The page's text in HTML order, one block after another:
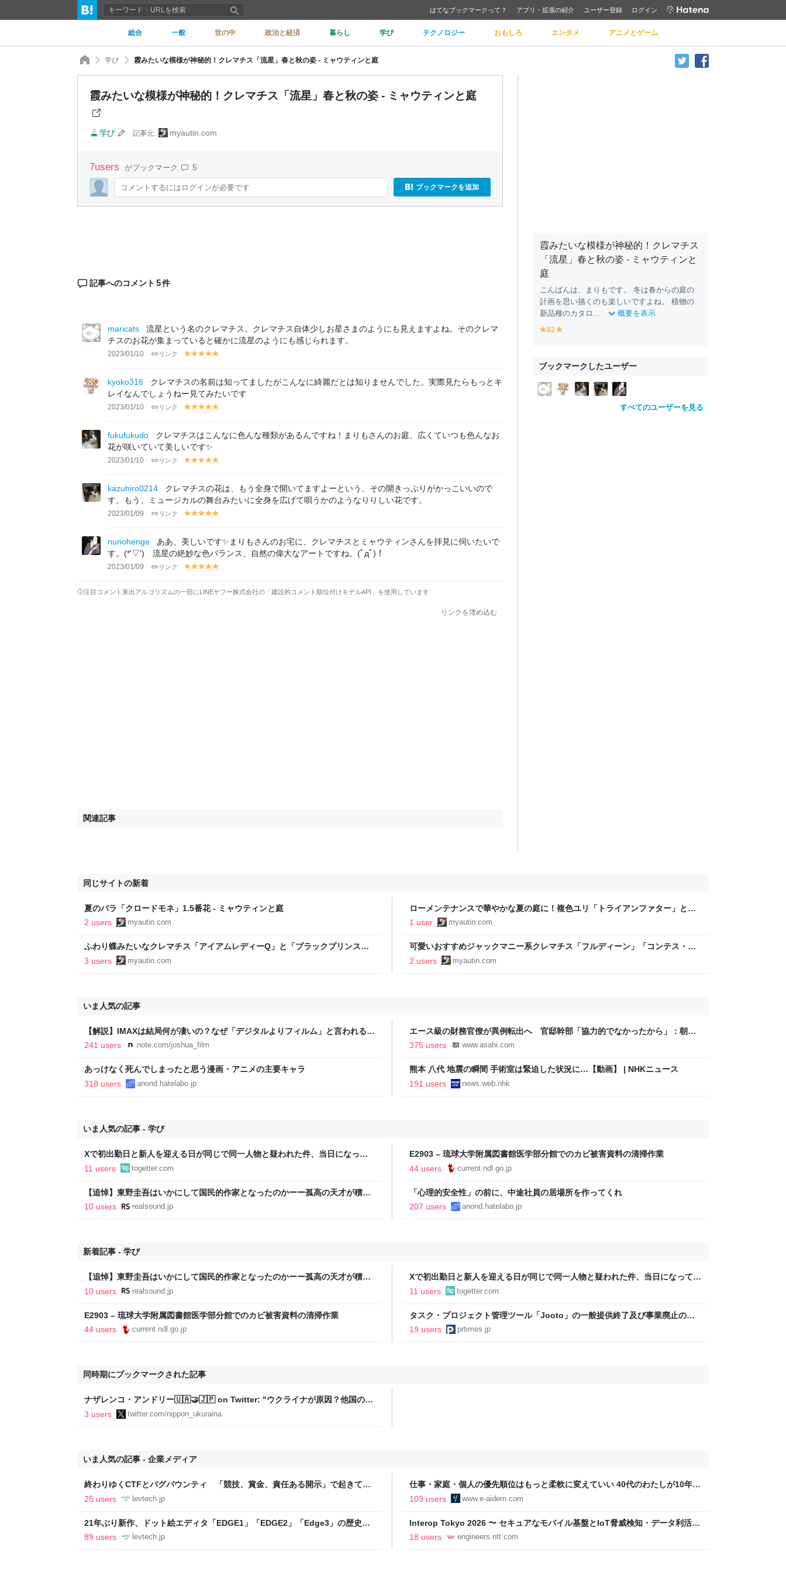
はてなブックマークって？ アプリ・拡張の紹介 ユーザー登録 ログイン
総合 一般 世の中 政治と経済 暮らし 学び テクノロジー おもしろ エンタメ アニメとゲーム
学び 霞みたいな模様が神秘的！クレマチス「流星」春と秋の姿 - ミャウティンと庭
霞みたいな模様が神秘的！クレマチス「流星」春と秋の姿 - ミャウティンと庭
学び 記事元: myautin.com
7users がブックマーク 5
コメントするにはログインが必要です ブックマークを追加
記事へのコメント 5件
maricats
流星という名のクレマチス。クレマチス自体少しお星さまのようにも見えますよね。そのクレマ
チスのお花が集まっていると確かに流星のようにも感じられます。
2023/01/10 リンク
y
lo
y
lo
w
y
lo
w
y
lo
w
lo
w
kyoko316
クレマチスの名前は知ってましたがこんなに綺麗だとは知りませんでした。実際見たらもっとキ
レイなんでしょうねー見てみたいです
2023/01/10 リンク
y
lo
w
y
lo
w
y
lo
w
y
lo
w
lo
fukufukudo
クレマチスはこんなに色んな種類があるんですね！まりもさんのお庭、広くていつも色んなお
花が咲いていて美しいです✨
2023/01/10 リンク
y
lo
w
y
lo
w
y
lo
w
y
lo
w
lo
w
kazuhiro0214
クレマチスの花は、もう全身で開いてますよーという、その開きっぷりがかっこいいので
す。もう、ミュージカルの舞台みたいに全身を広げて唄うかのようなりりしい花です。
2023/01/09 リンク
y
lo
w
y
lo
w
y
lo
w
y
lo
w
lo
w
nunohenge
ああ、美しいです✨まりもさんのお宅に、クレマチスとミャウティンさんを拝見に伺いたいで
す。(*'▽') 流星の絶妙な色バランス、自然の偉大なアートですね。(ﾟдﾟ)！
2023/01/09 リンク
y
lo
y
lo
y
lo
y
lolo
注目コメント算出アルゴリズムの一部にLINEヤフー株式会社の「建設的コメント順位付けモデルAPI」を使用しています
リンクを埋め込む
関連記事
霞みたいな模様が神秘的！クレマチス
「流星」春と秋の姿 - ミャウティンと
庭
こんばんは、まりもです。 冬は春からの庭の
計画を思い描くのも楽しいですよね。 植物の
新品種のカタロ...
概要を表示
y
o
w
82
o
w
ブックマークしたユーザー
すべてのユーザーを見る
同じサイトの新着
夏のバラ「クロードモネ」1.5番花 - ミャウティンと庭
2 users
myautin.com
ローメンテナンスで華やかな夏の庭に！複色ユリ「トライアンファター」と
「ハートストリングス」 - ミャウティンと庭
1 user myautin.com
ふわり蝶みたいなクレマチス「アイアムレディーQ」と「ブラックプリンス」 -
ミャウティンと庭
3 users myautin.com
可愛いおすすめジャックマニー系クレマチス「フルディーン」「コンテス・
ド・ブーショ」 - ミャウティンと庭
2 users myautin.com
いま人気の記事
【解説】IMAXは結局何が凄いの？なぜ「デジタルよりフィルム」と言われるの
か？｜Joshua Connolly
241 users note.com/joshua_film
エース級の財務官僚が異例転出へ 官邸幹部「協力的でなかったから」：朝日
新聞
375 users www.asahi.com
あっけなく死んでしまったと思う漫画・アニメの主要キャラ
318 users
anond.hatelabo.jp
熊本 八代 地震の瞬間 手術室は緊迫した状況に…【動画】 | NHKニュース
191 users
news.web.nhk
いま人気の記事 - 学び
Xで初出勤日と新人を迎える日が同じで同一人物と疑われた件、当日になって
同じ会社だったことが判明…新人は早速「最悪」と投稿、その後に「上司は無
11 users togetter.com
E2903 – 琉球大学附属図書館医学部分館でのカビ被害資料の清掃作業
44 users
current.ndl.go.jp
【追悼】東野圭吾はいかにして国民的作家となったのかーー孤高の天才が積み
重ねてきた“挑戦”の軌跡
10 users realsound.jp
「心理的安全性」の前に、中途社員の居場所を作ってくれ
207 users
anond.hatelabo.jp
新着記事 - 学び
【追悼】東野圭吾はいかにして国民的作家となったのかーー孤高の天才が積み
重ねてきた“挑戦”の軌跡
10 users realsound.jp
Xで初出勤日と新人を迎える日が同じで同一人物と疑われた件、当日になって同
じ会社だったことが判明…新人は早速「最悪」と投稿、その後に「上司は無
11 users togetter.com
E2903 – 琉球大学附属図書館医学部分館でのカビ被害資料の清掃作業
44 users
current.ndl.go.jp
タスク・プロジェクト管理ツール「Jooto」の一般提供終了及び事業廃止の決
定に関するお知らせ
19 users prtimes.jp
同時期にブックマークされた記事
ナザレンコ・アンドリー🇺🇦🤝🇯🇵 on Twitter: "ウクライナが原因？他国の電
気代を抑えるために死ぬことを受け入れなくてごめんね！ ブチャみたいに子供
も女性も老人も大人しく連行されて、射殺されて、集団墓地に埋もれたら、貴
3 users twitter.com/nippon_ukuraina
いま人気の記事 - 企業メディア
終わりゆくCTFとバグバウンティ 「競技、賞金、責任ある開示」で起きてい
ること【フォーカス】 - レバテックLAB
25 users levtech.jp
仕事・家庭・個人の優先順位はもっと柔軟に変えていい 40代のわたしが10年後
の自分に伝えたいこと - りっすん by イーアイデム
109 users www.e-aidem.com
21年ぶり新作、ドット絵エディタ「EDGE1」「EDGE2」「Edge3」の歴史に
ついて作者に聞く【フォーカス】 - レバテックLAB
89 users levtech.jp
Interop Tokyo 2026 〜 セキュアなモバイル基盤とIoT脅威検知・データ利活用
への取り組み 〜 - NTT docomo Business Engineers' Blog
18 users engineers.ntt.com